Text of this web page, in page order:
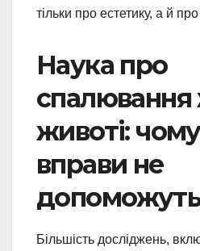
тільки про естетику, а й
Наука про
животі:
вправи не
допоможуть
Більшість досліджень,